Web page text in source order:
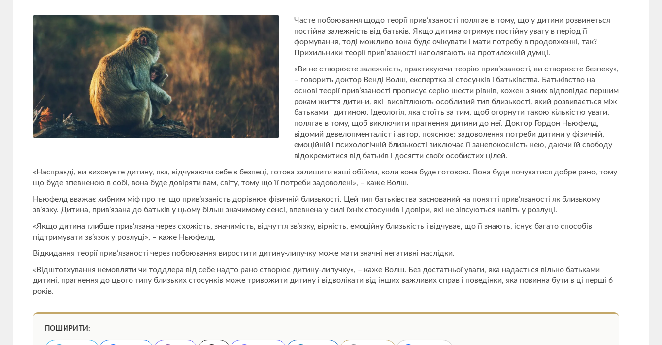
Часте побоювання щодо теорії прив’язаності полягає в тому, що у дитини розвинеться
постійна залежність від батьків. Якщо дитина отримує постійну увагу в період її
формування, тоді можливо вона буде очікувати і мати потребу в продовженні, так?
Прихильники теорії прив’язаності наполягають на протилежній думці.
«Ви не створюєте залежність, практикуючи теорію прив’язаності, ви створюєте безпеку»,
– говорить доктор Венді Волш, експертка зі стосунків і батьківства. Батьківство на
основі теорії прив’язаності прописує серію шести рівнів, кожен з яких відповідає першим
рокам життя дитини, які висвітлюють особливий тип близькості, який розвивається між
батьками і дитиною. Ідеологія, яка стоїть за тим, щоб огорнути такою кількістю уваги,
полягає в тому, щоб виключити прагнення дитини до неї. Доктор Гордон Ньюфелд,
відомий девелопменталіст і автор, пояснює: задоволення потреби дитини у фізичній,
емоційній і психологічній близькості виключає її занепокоєність нею, даючи їй свободу
відокремитися від батьків і досягти своїх особистих цілей.
«Насправді, ви виховуєте дитину, яка, відчуваючи себе в безпеці, готова залишити ваші обійми, коли вона буде готовою. Вона буде почуватися добре рано, тому
що буде впевненою в собі, вона буде довіряти вам, світу, тому що її потреби задоволені», – каже Волш.
Ньюфелд вважає хибним міф про те, що прив’язаність дорівнює фізичній близькості. Цей тип батьківства заснований на понятті прив’язаності як близькому
зв’язку. Дитина, прив’язана до батьків у цьому більш значимому сенсі, впевнена у силі їхніх стосунків і довіри, які не зіпсуються навіть у розлуці.
«Якщо дитина глибше прив’язана через схожість, значимість, відчуття зв’язку, вірність, емоційну близькість і відчуває, що її знають, існує багато способів
підтримувати зв’язок у розлуці», – каже Ньюфелд.
Відкидання теорії прив’язаності через побоювання виростити дитину-липучку може мати значні негативні наслідки.
«Відштовхування немовляти чи тоддлера від себе надто рано створює дитину-липучку», – каже Волш. Без достатньої уваги, яка надається вільно батьками
дитині, прагнення до цього типу близьких стосунків може тривожити дитину і відволікати від інших важливих справ і поведінки, яка повинна бути в ці перші 6
років.
ПОШИРИТИ: